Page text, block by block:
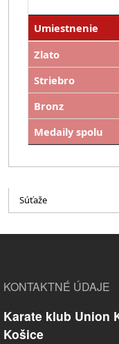
Umiestnenie
Zlato
Striebro
Bronz
Medaily spolu
Súťaže
KONTAKTNÉ ÚDAJE
Karate klub Union
Košice